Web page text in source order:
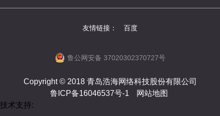
友情链接： 百度
鲁公网安备 37020302370727号
Copyright © 2018 青岛浩海网络科技股份有限公司
鲁ICP备16046537号-1
网站地图
技术支持: